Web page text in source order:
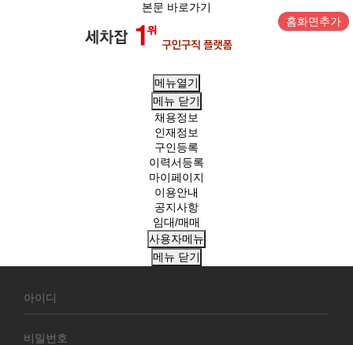
본문 바로가기
홈화면추가
메뉴열기
메뉴 닫기
채용정보
인재정보
구인등록
이력서등록
마이페이지
이용안내
공지사항
임대/매매
사용자메뉴
메뉴 닫기
원
그